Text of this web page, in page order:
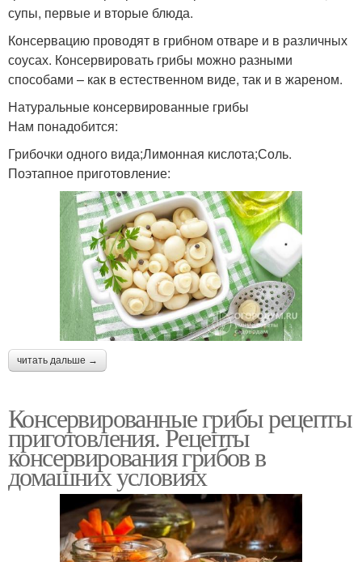
супы, первые и вторые блюда.
Консервацию проводят в грибном отваре и в различных
соусах. Консервировать грибы можно разными
способами – как в естественном виде, так и в жареном.
Натуральные консервированные грибы
Нам понадобится:
Грибочки одного вида;Лимонная кислота;Соль.
Поэтапное приготовление:
читать дальше →
Консервированные грибы рецепты
приготовления. Рецепты
консервирования грибов в
домашних условиях